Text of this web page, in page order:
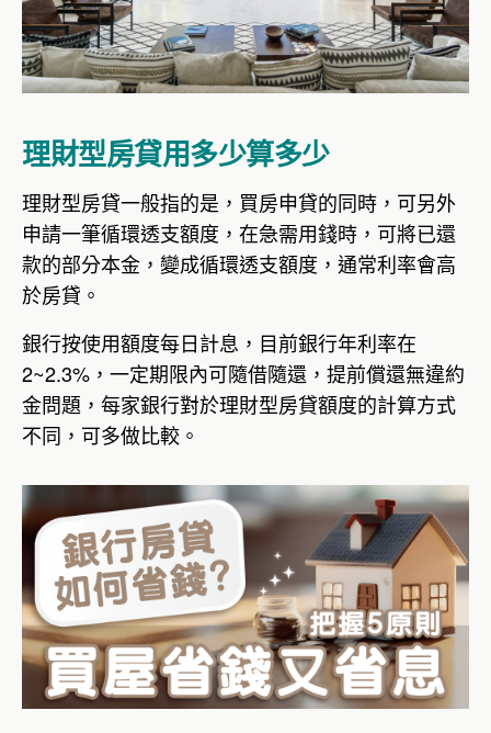
理財型房貸用多少算多少
理財型房貸一般指的是，買房申貸的同時，可另外
申請一筆循環透支額度，在急需用錢時，可將已還
款的部分本金，變成循環透支額度，通常利率會高
於房貸。
銀行按使用額度每日計息，目前銀行年利率在
2~2.3%，一定期限內可隨借隨還，提前償還無違約
金問題，每家銀行對於理財型房貸額度的計算方式
不同，可多做比較。